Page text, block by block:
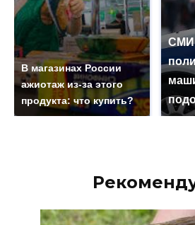
В магазинах России
ажиотаж из-за этого
продукта: что купить?